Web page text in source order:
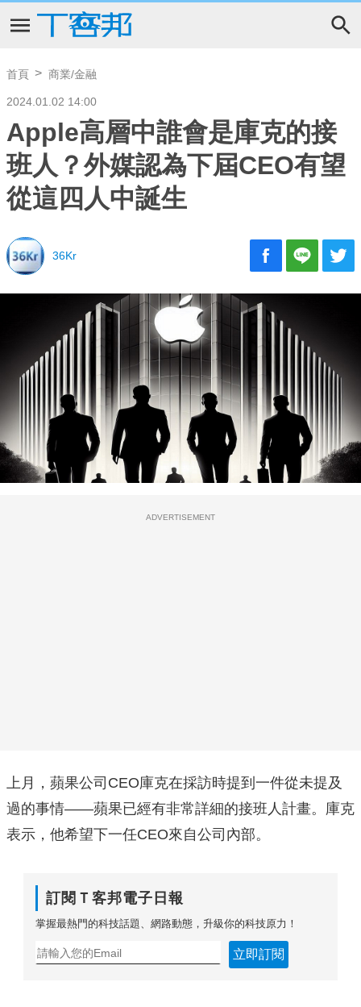
首頁 商業/金融
2024.01.02 14:00
Apple高層中誰會是庫克的接
班人？外媒認為下屆CEO有望
從這四人中誕生
36Kr
ADVERTISEMENT
上月，蘋果公司CEO庫克在採訪時提到一件從未提及
過的事情——蘋果已經有非常詳細的接班人計畫。庫克
表示，他希望下一任CEO來自公司內部。
訂閱Ｔ客邦電子日報
掌握最熱門的科技話題、網路動態，升級你的科技原力！
立即訂閱